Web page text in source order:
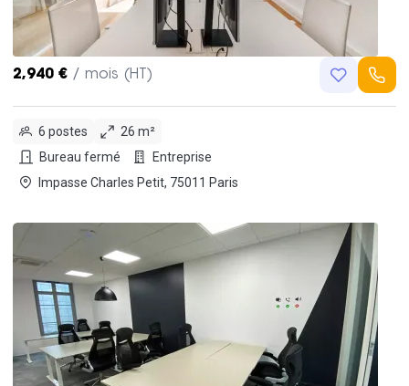
2,940 € / mois (HT)
6 postes
26 m²
Bureau fermé
Entreprise
Impasse Charles Petit, 75011 Paris